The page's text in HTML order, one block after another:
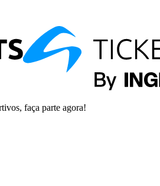
faça parte agora!